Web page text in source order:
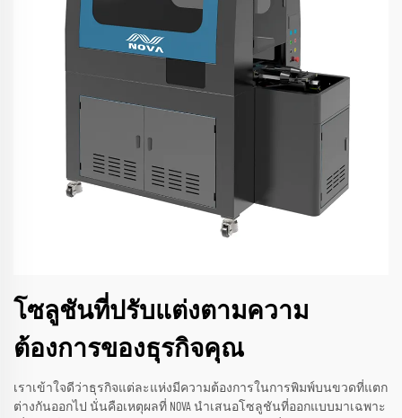
โซลูชันที่ปรับแต่งตามความ
ต้องการของธุรกิจคุณ
เราเข้าใจดีว่าธุรกิจแต่ละแห่งมีความต้องการในการพิมพ์บนขวดที่แตก
ต่างกันออกไป นั่นคือเหตุผลที่ NOVA นำเสนอโซลูชันที่ออกแบบมาเฉพาะ